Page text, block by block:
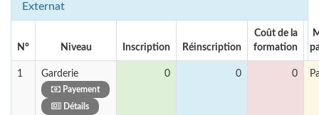
Externat
N° Niveau Inscription Réinscription
Coût de la
formation
1 Garderie
Payement
Détails
0 0 0